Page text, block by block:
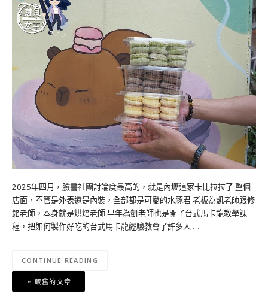
2025年四月，臉書社團討論度最高的，就是內壢這家卡比拉拉了 整個
店面，不管是外表還是內裝，全部都是可愛的水豚君 老板為凱老師跟修
銘老師，本身就是烘焙老師 早年為凱老師也是開了台式馬卡龍教學課
程，把如何製作好吃的台式馬卡龍經驗教會了許多人 …
CONTINUE READING
文
章
較舊的文章